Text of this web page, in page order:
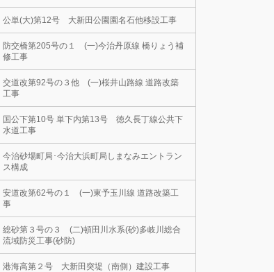
公単(大)第12号 大新田公園園名石他移設工事
防交橋第205号の１ (一)今治丹原線 橋りょう補
修工事
交道改第92号の３他 (一)桜井山路線 道路改築
工事
国公下第10号 単下内第13号 徳久長丁線公共下
水道工事
今治砂場町局･今治大浜町局しまなみエントラン
ス構成
安道改第62号の１ (一)東予玉川線 道路改築工
事
総砂第３号の３ (二)頓田川水系(砂)多岐川総合
流域防災工事(砂防)
港海高第２号 大新田突堤（南側）建設工事